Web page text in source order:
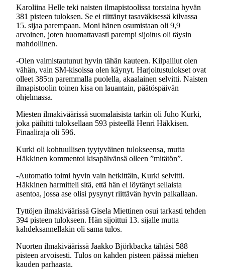
Karoliina Helle teki naisten ilmapistoolissa torstaina hyvän
381 pisteen tuloksen. Se ei riittänyt tasaväkisessä kilvassa
15. sijaa parempaan. Moni hänen osumistaan oli 9,9
arvoinen, joten huomattavasti parempi sijoitus oli täysin
mahdollinen.
-Olen valmistautunut hyvin tähän kauteen. Kilpaillut olen
vähän, vain SM-kisoissa olen käynyt. Harjoitustulokset ovat
olleet 385:n paremmalla puolella, akaalainen selvitti. Naisten
ilmapistoolin toinen kisa on lauantain, päätöspäivän
ohjelmassa.
Miesten ilmakiväärissä suomalaisista tarkin oli Juho Kurki,
joka päihitti tuloksellaan 593 pisteellä Henri Häkkisen.
Finaaliraja oli 596.
Kurki oli kohtuullisen tyytyväinen tulokseensa, mutta
Häkkinen kommentoi kisapäivänsä olleen ”mitätön”.
-Automatio toimi hyvin vain hetkittäin, Kurki selvitti.
Häkkinen harmitteli sitä, että hän ei löytänyt sellaista
asentoa, jossa ase olisi pysynyt riittävän hyvin paikallaan.
Tyttöjen ilmakiväärissä Gisela Miettinen osui tarkasti tehden
394 pisteen tulokseen. Hän sijoittui 13. sijalle mutta
kahdeksannellakin oli sama tulos.
Nuorten ilmakiväärissä Jaakko Björkbacka tähtäsi 588
pisteen arvoisesti. Tulos on kahden pisteen päässä miehen
kauden parhaasta.